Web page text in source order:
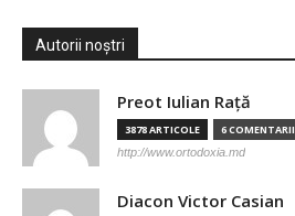
Autorii noștri
Preot Iulian Raţă
3878 ARTICOLE 6 COMENTARII
http://www.ortodoxia.md
Diacon Victor Casian